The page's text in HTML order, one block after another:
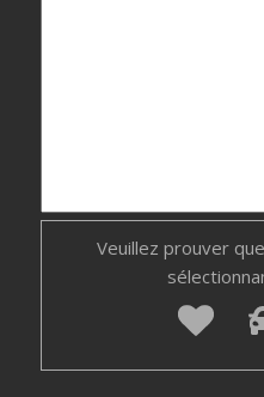
Veuillez prouver